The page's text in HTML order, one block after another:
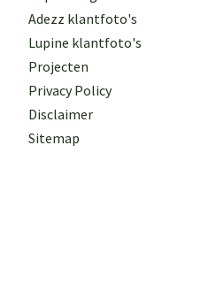
Adezz klantfoto's
Lupine klantfoto's
Projecten
Privacy Policy
Disclaimer
Sitemap